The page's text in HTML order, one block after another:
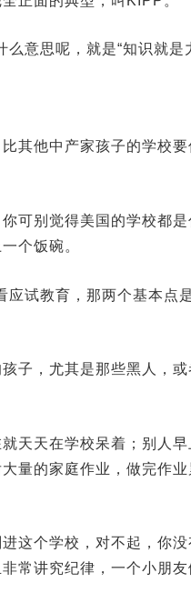
意思呢，就是“知识就是
其他中产家孩子的学校
可别觉得美国的学校都
个饭碗。
应试教育，那两个基本
子，尤其是那些黑人，
天天在学校呆着；别人
量的家庭作业，做完作
这个学校，对不起，你
常讲究纪律，一个小朋